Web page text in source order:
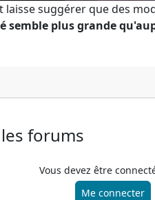
laisse suggérer que des
semble plus grande
forums
Vous devez être
Me connecter